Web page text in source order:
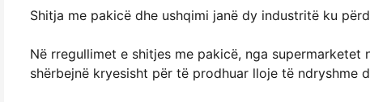
Shitja me pakicë dhe ushqimi janë dy industritë ku
Në rregullimet e shitjes me pakicë, nga
shërbejnë kryesisht për të prodhuar lloje të ndryshme